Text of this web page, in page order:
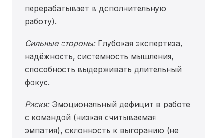
перерабатывает в дополнительную
работу).
Сильные стороны:Глубокая экспертиза,
надёжность, системность мышления,
способность выдерживать длительный
фокус.
Риски:Эмоциональный дефицит в работе
с командой (низкая считываемая
эмпатия), склонность к выгоранию (не